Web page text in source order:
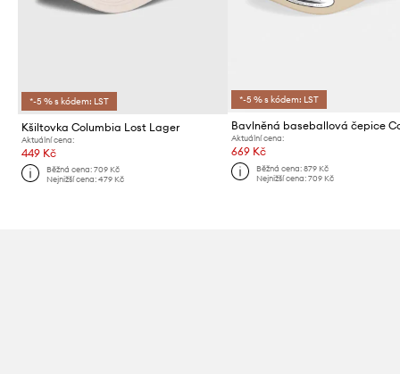
*-5 % s kódem: LST
Kšiltovka Columbia Lost Lager
Aktuální cena:
449 Kč
Běžná cena:709 Kč
Nejnižší cena:479 Kč
*-5 % s kódem: LST
Aktuální cena:
669 Kč
Běžná cena: 879 Kč
Nejnižší cena: 709 Kč